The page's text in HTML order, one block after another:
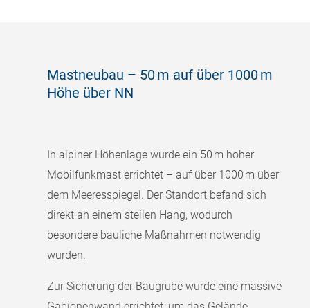
Mastneubau – 50 m auf über 1000 m
Höhe über NN
In alpiner Höhenlage wurde ein 50 m hoher
Mobilfunkmast errichtet – auf über 1000 m über
dem Meeresspiegel. Der Standort befand sich
direkt an einem steilen Hang, wodurch
besondere bauliche Maßnahmen notwendig
wurden.
Zur Sicherung der Baugrube wurde eine massive